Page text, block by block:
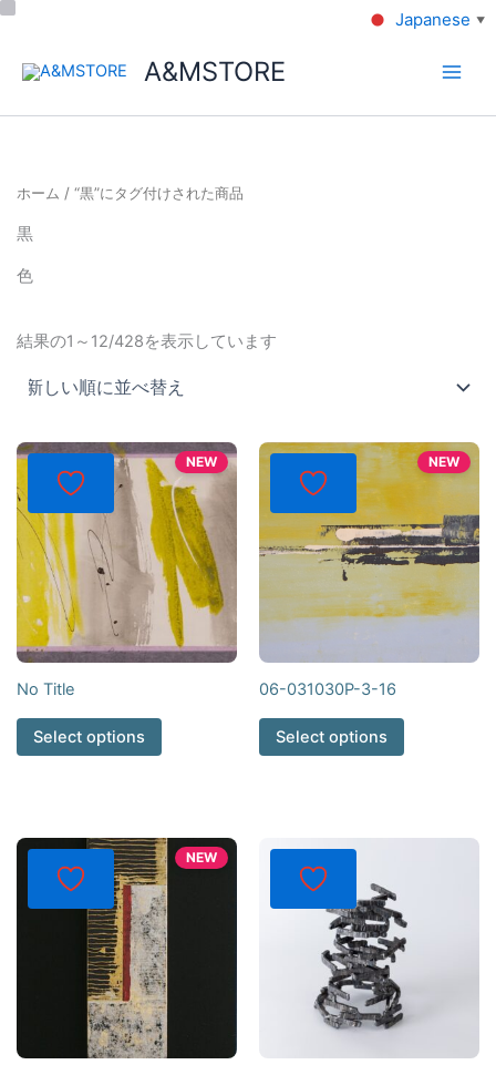
A&MSTORE
ホーム / “黒”にタグ付けされた商品
黒
色
結果の1～12/428を表示しています
NEW
No Title
Select options
NEW
06-031030P-3-16
Select options
NEW
Japanese ▼